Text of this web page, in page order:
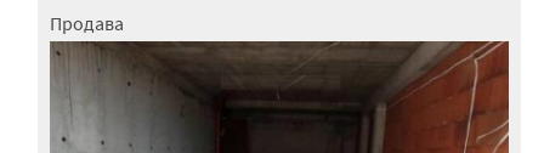
Продава